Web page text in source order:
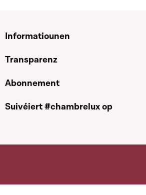
Informatiounen
Transparenz
Abonnement
Suivéiert #chambrelux op